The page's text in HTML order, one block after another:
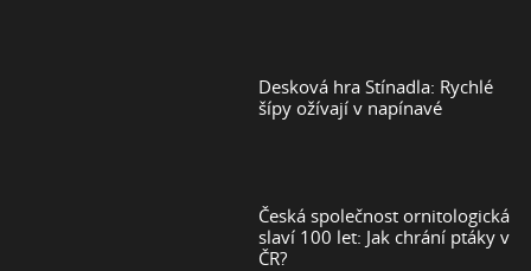
Desková hra Stínadla: Rychlé
šípy ožívají v napínavé
Česká společnost ornitologická
slaví 100 let: Jak chrání ptáky v
ČR?